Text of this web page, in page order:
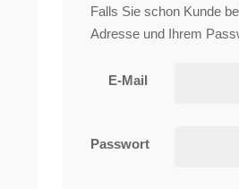
Falls Sie schon Kunde
Adresse und Ihrem
E-Mail
Passwort